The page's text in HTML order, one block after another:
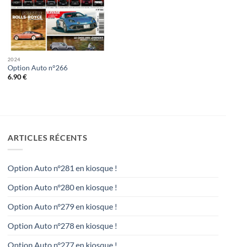
2024
Option Auto n°266
6.90€
ARTICLES RÉCENTS
Option Auto n°281 en kiosque !
Option Auto n°280 en kiosque !
Option Auto n°279 en kiosque !
Option Auto n°278 en kiosque !
Option Auto n°277 en kiosque !